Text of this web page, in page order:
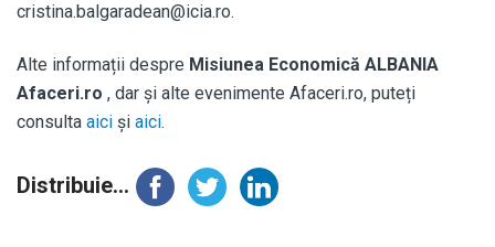
cristina.balgaradean@icia.ro.
Alte informații despre Misiunea Economică ALBANIA
Afaceri.ro , dar și alte evenimente Afaceri.ro, puteți
consulta aici și aici.
Distribuie...